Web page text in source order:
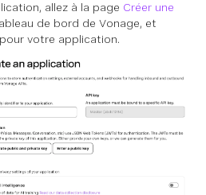
allez à la page Créer une
de bord de Vonage, et
votre application.